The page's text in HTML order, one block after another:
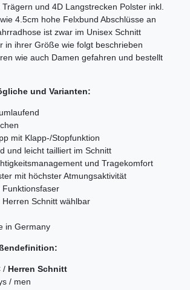
und 4D Langstrecken Polster inkl.
4.5cm hohe Felxbund Abschlüsse an
ist zwar im Unisex Schnitt
in ihrer Größe wie folgt beschrieben
wie auch Damen gefahren und bestellt
und Varianten:
mit Klapp-/Stopfunktion
und leicht tailliert im Schnitt
und Tragekomfort
mit höchster Atmungsaktivität
Funktionsfaser
Herren Schnitt wählbar
in Germany
/ Herren Schnitt
/ men